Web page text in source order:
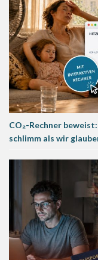
CO₂-Rechner
schlimm als wir